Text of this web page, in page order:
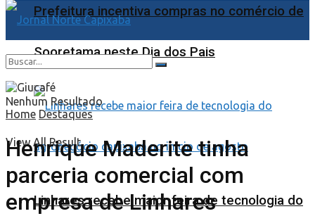
Prefeitura incentiva compras no comércio de
Sooretama neste Dia dos Pais
Linhares recebe maior feira de tecnologia do
Nenhum Resultado
View All Result
Home Destaques
Henrique Maderite tinha
parceria comercial com
empresa de Linhares